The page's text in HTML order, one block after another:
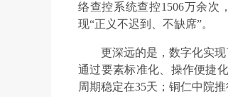
络查控系统查控1506万余次
现“正义不迟到、不缺席”。
更深远的是，数字化实
通过要素标准化、操作便捷
周期稳定在35天；铜仁中院